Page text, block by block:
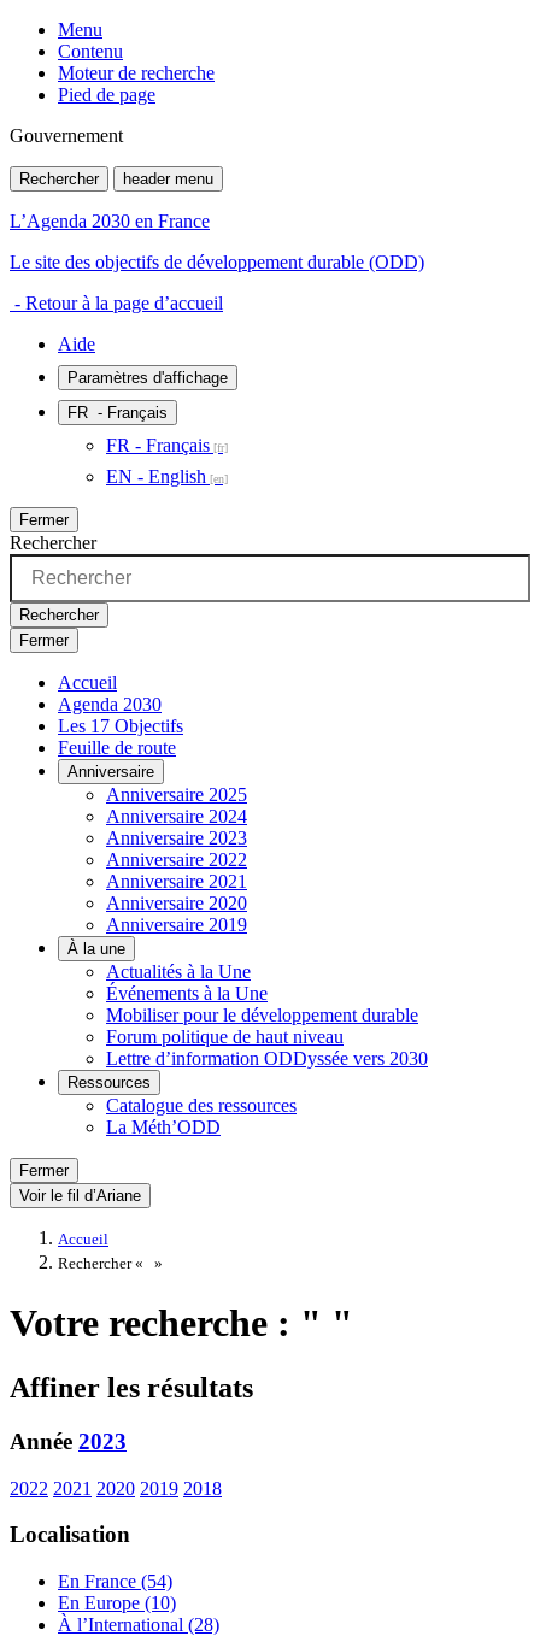
Menu
Contenu
Moteur de recherche
Pied de page
Gouvernement
Rechercher header menu
L’Agenda 2030 en France
Le site des objectifs de développement durable (ODD)
- Retour à la page d’accueil
Aide
Paramètres d'affichage
FR - Français
FR - Français
EN - English
Fermer
Rechercher
Rechercher
Fermer
Accueil
Agenda 2030
Les 17 Objectifs
Feuille de route
Anniversaire
Anniversaire 2025
Anniversaire 2024
Anniversaire 2023
Anniversaire 2022
Anniversaire 2021
Anniversaire 2020
Anniversaire 2019
À la une
Actualités à la Une
Événements à la Une
Mobiliser pour le développement durable
Forum politique de haut niveau
Lettre d’information ODDyssée vers 2030
Ressources
Catalogue des ressources
La Méth’ODD
Fermer
Voir le fil d’Ariane
Accueil
Rechercher «
»
Votre recherche : " "
Affiner les résultats
Année 2023
2022 2021 2020 2019 2018
Localisation
En France (54)
En Europe (10)
À l’International (28)